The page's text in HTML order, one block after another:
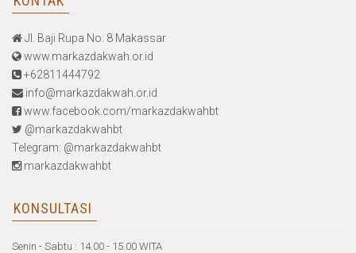
Jl. Baji Rupa No. 8 Makassar
www.markazdakwah.or.id
+62811444792
info@markazdakwah.or.id
www.facebook.com/markazdakwahbt
@markazdakwahbt
Telegram: @markazdakwahbt
markazdakwahbt
KONSULTASI
Senin - Sabtu : 14.00 - 15.00 WITA